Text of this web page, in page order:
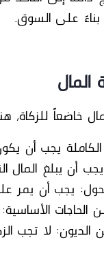
بناءً على السوق.
خاضعاً
يجب أن
يجب أن يبلغ
يجب أن يمر
الحاجات الأساسية:
الديون: لا تجب